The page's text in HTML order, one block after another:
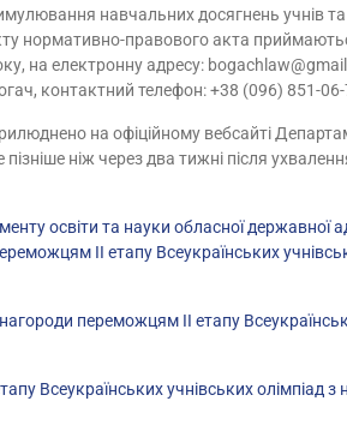
навчальних досягнень учнів
нормативно-правового акта
на електронну адресу:
контактний телефон: +38 (096) 851-06-
на офіційному вебсайті
ніж через два тижні після
та науки обласної державної
ІІ етапу Всеукраїнських
переможцям ІІ етапу
Всеукраїнських учнівських олімпіад з